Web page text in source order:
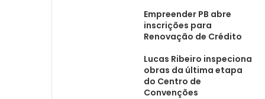
Empreender PB abre
inscrições para
Renovação de Crédito
Lucas Ribeiro inspeciona
obras da última etapa
do Centro de
Convenções